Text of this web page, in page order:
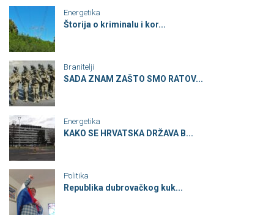
Energetika
Štorija o kriminalu i kor...
Branitelji
SADA ZNAM ZAŠTO SMO RATOV...
Energetika
KAKO SE HRVATSKA DRŽAVA B...
Politika
Republika dubrovačkog kuk...